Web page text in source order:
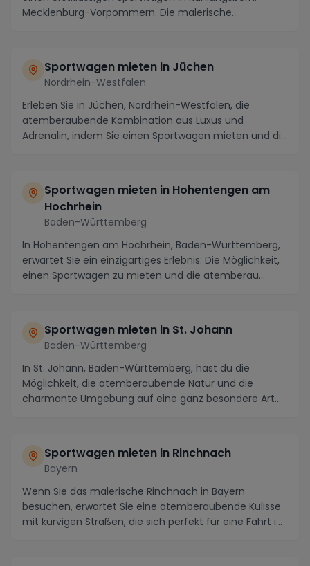
Mecklenburg-Vorpommern. Die malerische
Sportwagen mieten in Jüchen
Nordrhein-Westfalen
Erleben Sie in Jüchen, Nordrhein-Westfalen, die
atemberaubende Kombination aus Luxus und
Adrenalin, indem Sie einen Sportwagen mieten und die
Sportwagen mieten in Hohentengen am
Hochrhein
Baden-Württemberg
In Hohentengen am Hochrhein, Baden-Württemberg,
erwartet Sie ein einzigartiges Erlebnis: Die Möglichkeit,
einen Sportwagen zu mieten und die atemberau...
Sportwagen mieten in St. Johann
Baden-Württemberg
In St. Johann, Baden-Württemberg, hast du die
Möglichkeit, die atemberaubende Natur und die
charmante Umgebung auf eine ganz besondere Art
Sportwagen mieten in Rinchnach
Bayern
Wenn Sie das malerische Rinchnach in Bayern
besuchen, erwartet Sie eine atemberaubende Kulisse
mit kurvigen Straßen, die sich perfekt für eine Fahrt i...